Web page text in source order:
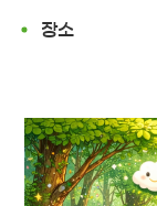
장소